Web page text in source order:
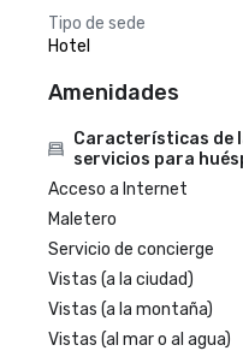
Tipo de sede
Hotel
Amenidades
Características de
servicios para
Acceso a Internet
Maletero
Servicio de concierge
Vistas (a la ciudad)
Vistas (a la montaña)
Vistas (al mar o al agua)